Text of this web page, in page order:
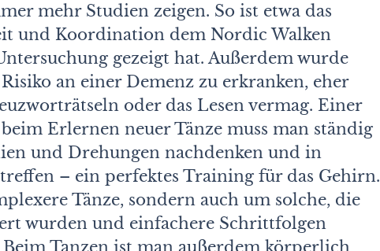
mehr Studien zeigen. So ist etwa das
und Koordination dem Nordic Walken
gezeigt hat. Außerdem wurde
an einer Demenz zu erkranken, eher
oder das Lesen vermag. Einer
Erlernen neuer Tänze muss man ständig
und Drehungen nachdenken und in
– ein perfektes Training für das Gehirn.
Tänze, sondern auch um solche, die
wurden und einfachere Schrittfolgen
Beim Tanzen ist man außerdem körperlich